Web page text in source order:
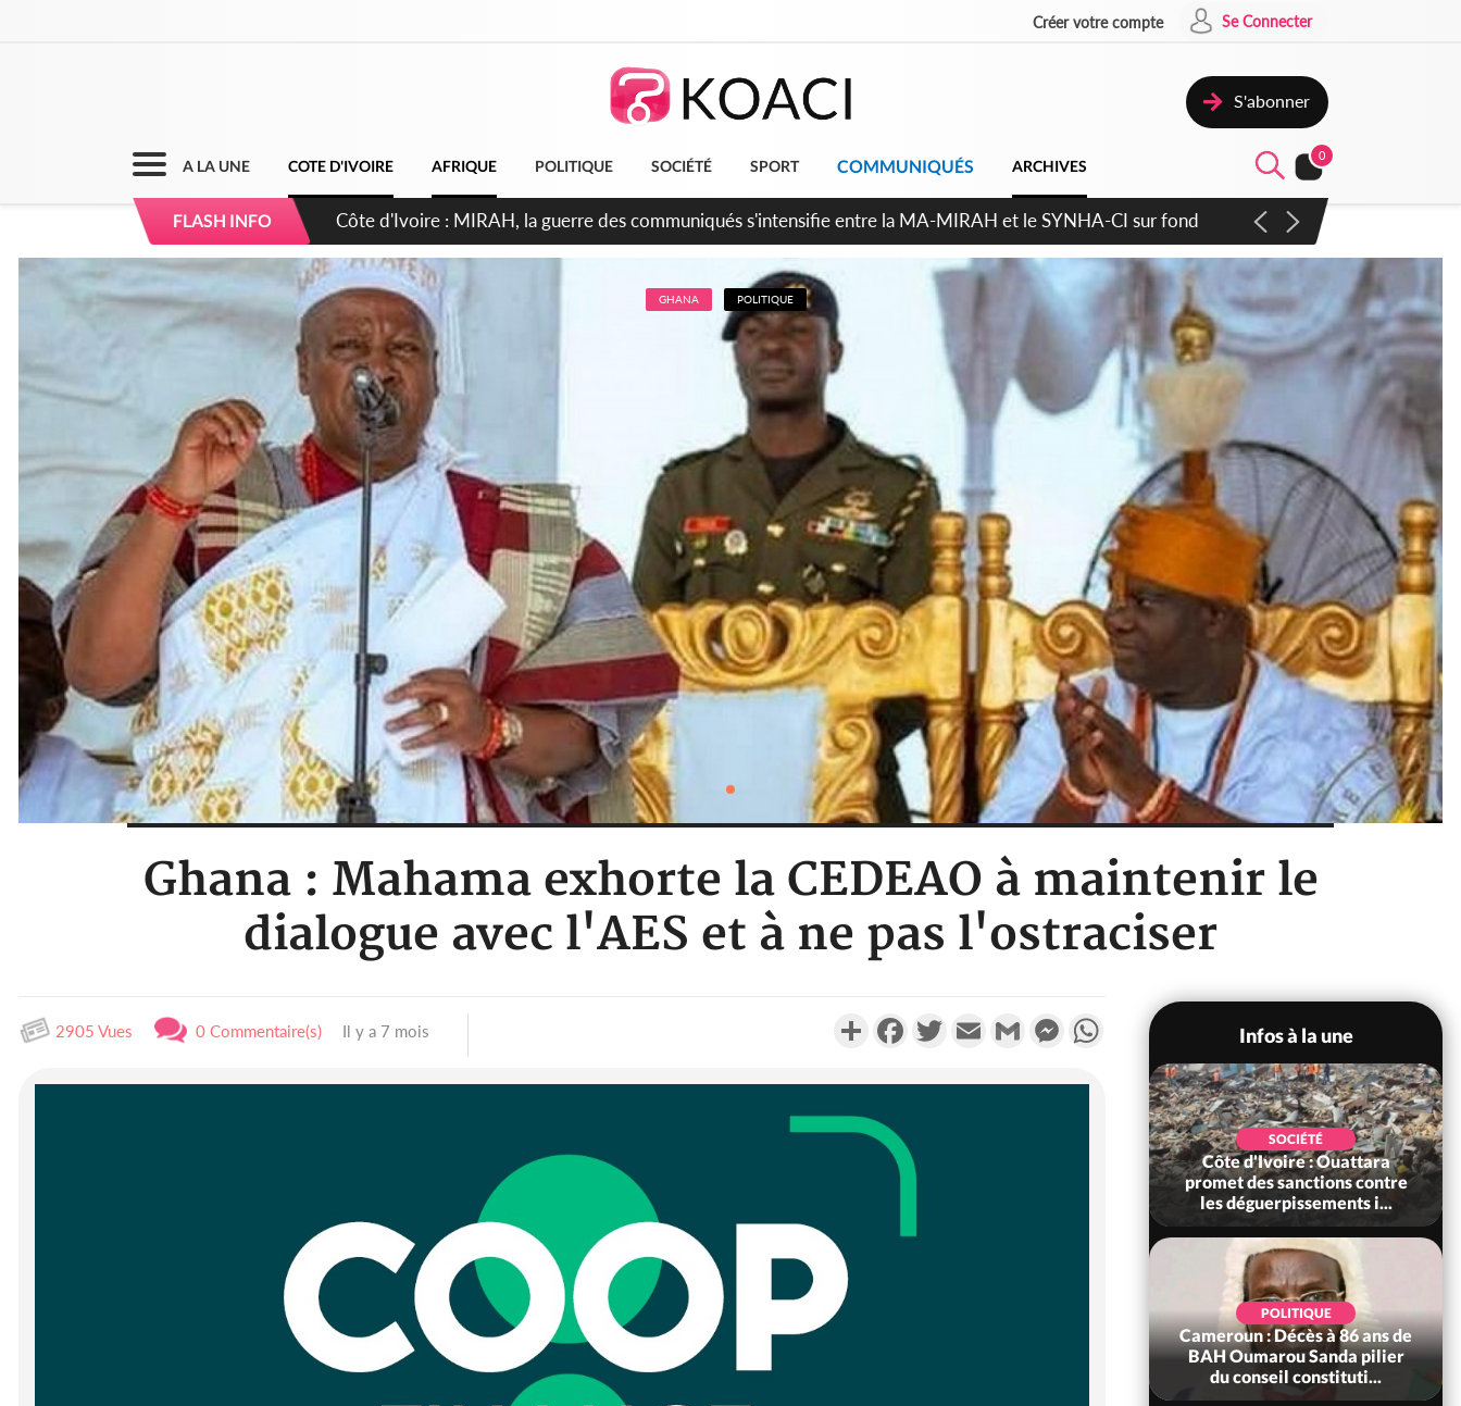
Créer votre compte Se Connecter
S'abonner
A LA UNE COTE D'IVOIRE AFRIQUE POLITIQUE SOCIÉTÉ SPORT COMMUNIQUÉS ARCHIVES
0
FLASH INFO Côte d'Ivoire : Indépendance 2026, Thiam plaide pour un environnement démocratique plus apaisé
GHANA POLITIQUE
Ghana : Mahama exhorte la CEDEAO à maintenir le
dialogue avec l'AES et à ne pas l'ostraciser
2905 Vues 0 Commentaire(s) Il y a 7 mois PartagerFacebookTwitterEmail Gmail MessengerWhatsApp
Infos à la une
Côte d'Ivoire : Après le pari
réussi du 66e anniversaire,
SOCIÉTÉ
Côte d'Ivoire : Ouattara
promet des sanctions contre
les déguerpissements i...
POLITIQUE
Cameroun : Décès à 86 ans de
BAH Oumarou Sanda pilier
du conseil constituti...